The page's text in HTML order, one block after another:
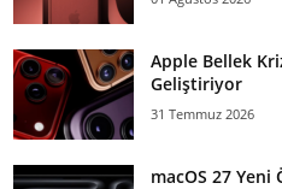
Apple Bellek
Geliştiriyor
31 Temmuz 2026
macOS 27